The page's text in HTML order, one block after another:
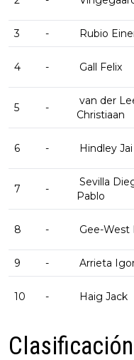
3 - Rubio
4 - Gall Felix
5 -
van der
Christiaan
6 - Hindley Jai
7 -
Sevilla
Pablo
8 - Gee-West
9 - Arrieta
10 - Haig Jack